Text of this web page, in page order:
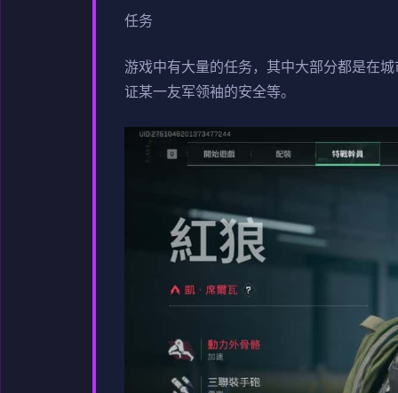
任务
游戏中有大量的任务，其中大部分都是在
证某一友军领袖的安全等。